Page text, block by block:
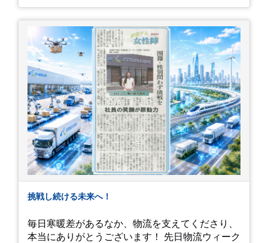
いです！
しましょう！ チュオンさん、今まで本当にありが
とうございました！
挑戦し続ける未来へ！
毎日寒暖差があるなか、物流を支えてくださり、
本当にありがとうございます！ 先日物流ウィーク